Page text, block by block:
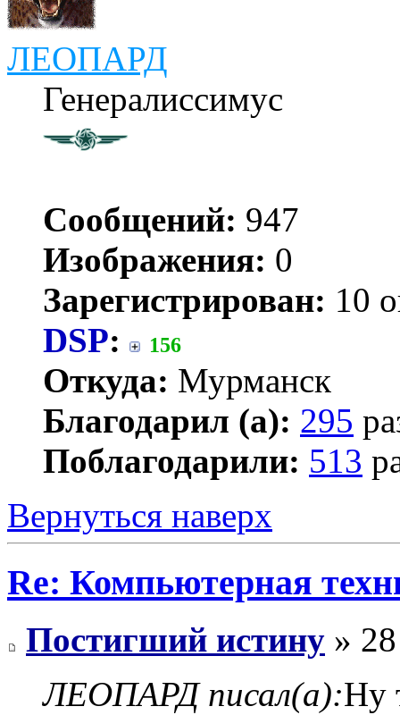
ЛЕОПАРД
Генералиссимус
Сообщений: 947
Изображения: 0
Зарегистрирован: 10
DSP: 156
Откуда: Мурманск
Благодарил (а): 295
Поблагодарили: 513
Вернуться наверх
Re: Компьютерная
Постигший истину »
ЛЕОПАРД писал(а):Ну